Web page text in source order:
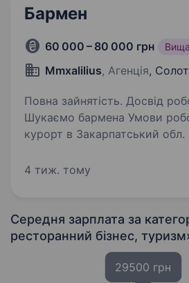
Бармен
60 000 – 80 000 грн
Mmxalilius, Агенція,
Повна зайнятість. Досвід
Шукаємо бармена Умови роботи: с.Солотвино,
курорт в Закарпатський обл.
4 тиж. тому
Середня зарплата за
ресторанний бізнес,
29500 грн